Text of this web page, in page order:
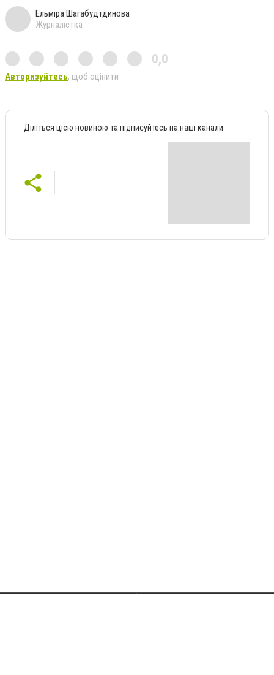
Ельміра Шагабудтдинова
Журналістка
0,0
Авторизуйтесь, щоб оцінити
Діліться цією новиною та підписуйтесь на наші канали